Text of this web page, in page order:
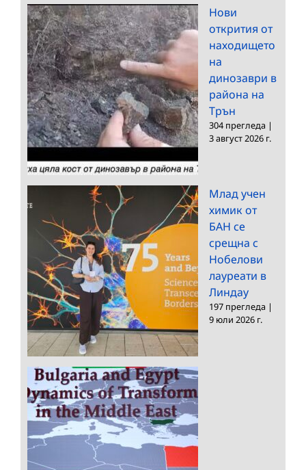
Нови
открития от
находището
на
динозаври в
района на
Трън
304 прегледа |
3 август 2026 г.
Млад учен
химик от
БАН се
срещна с
Нобелови
лауреати в
Линдау
197 прегледа |
9 юли 2026 г.